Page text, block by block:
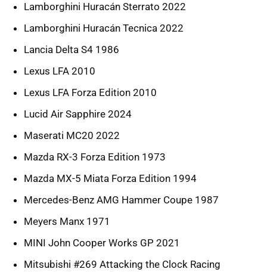
Lamborghini Huracán Sterrato 2022
Lamborghini Huracán Tecnica 2022
Lancia Delta S4 1986
Lexus LFA 2010
Lexus LFA Forza Edition 2010
Lucid Air Sapphire 2024
Maserati MC20 2022
Mazda RX-3 Forza Edition 1973
Mazda MX-5 Miata Forza Edition 1994
Mercedes-Benz AMG Hammer Coupe 1987
Meyers Manx 1971
MINI John Cooper Works GP 2021
Mitsubishi #269 Attacking the Clock Racing